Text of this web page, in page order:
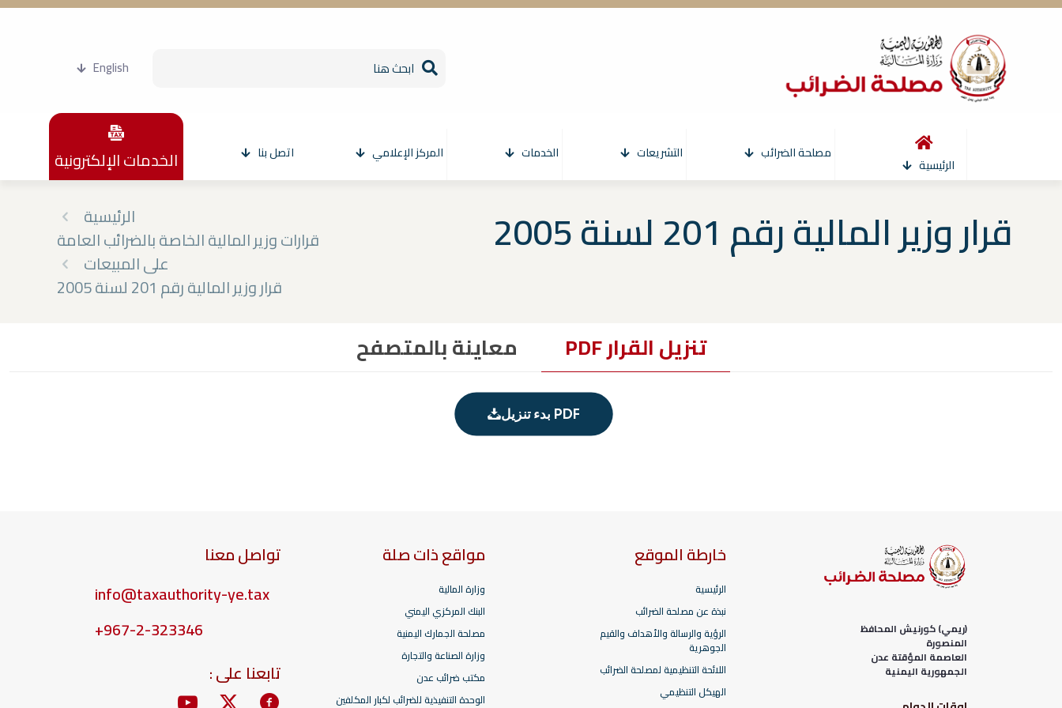
English
الرئيسية
مصلحة الضرائب التشريعات الخدمات المركز الإعلامي اتصل بنا الخدمات الإلكترونية
قرار وزير المالية رقم 201 لسنة 2005
الرئيسية
قرارات وزير المالية الخاصة بالضرائب العامة
على المبيعات
قرار وزير المالية رقم 201 لسنة 2005
تنزيل القرار PDF معاينة بالمتصفح
بدء تنزيل PDF
(ريمي) كورنيش المحافظ
المنصورة
العاصمة المؤقتة عدن
الجمهورية اليمنية
خارطة الموقع
الرئيسية
نبذة عن مصلحة الضرائب
الرؤية والرسالة والأهداف والقيم
الجوهرية
اللائحة التنظيمية لمصلحة الضرائب
الهيكل التنظيمي
مواقع ذات صلة
وزارة المالية
البنك المركزي اليمني
مصلحة الجمارك اليمنية
وزارة الصناعة والتجارة
مكتب ضرائب عدن
الوحدة التنفيذية للضرائب لكبار المكلفين
تواصل معنا
info@taxauthority-ye.tax
+967-2-323346
تابعنا على :